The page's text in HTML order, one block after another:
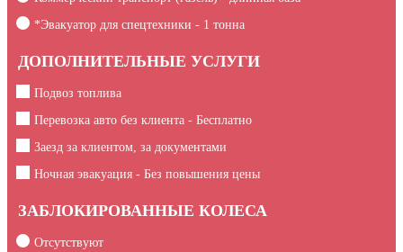
*Эвакуатор для спецтехники - 1 тонна
ДОПОЛНИТЕЛЬНЫЕ УСЛУГИ
Подвоз топлива
Перевозка авто без клиента - Бесплатно
Заезд за клиентом, за документами
Ночная эвакуация - Без повышения цены
ЗАБЛОКИРОВАННЫЕ КОЛЕСА
Отсутствуют